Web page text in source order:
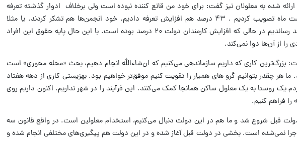
شده به معلولان نیز گفت: برای خود من قانع کننده نبوده است ولی برخلاف ادوار گذشته تعرفه
انجمن نگهداری معلولین را در اردیبهشت ماه تصویب کردیم . ۴۳ درصد هم افزایش تعرفه دادیم. خود انجمن‌ها هم تشکر کردند. یا مثلا
افزایش حقوق این‌ افراد را به ۴۰ درصد رساندیم در حالی که افزایش کارمندان دولت ۲۰ درصد بوده است. با این حال پایه حقوق این افراد
بزرگ‌ترین کاری که داریم سازماندهی می‌کنیم که ان‌شاءالله انجام دهیم، بحث «محله محوری» است
هر چقدر بتوانیم گرو های همیار را تقویت کنیم موفق‌تر خواهیم بود. بهزیستی کاری از دهه هفتاد
یک روستا به یک معلول ساکن همانجا کمک می‌کنند. این فرآیند را در شهر نداریم. اکنون داریم روی
را فراهم کنیم.
دولت قبل شروع شد و ما هم در این دولت دنبال می‌کنیم، استخدام معلولین است. در واقع قانون سه
نمی‌شده است. بخشی در دولت قبل آغاز شده و در این دولت هم پیگیری‌های مختلفی انجام شده و